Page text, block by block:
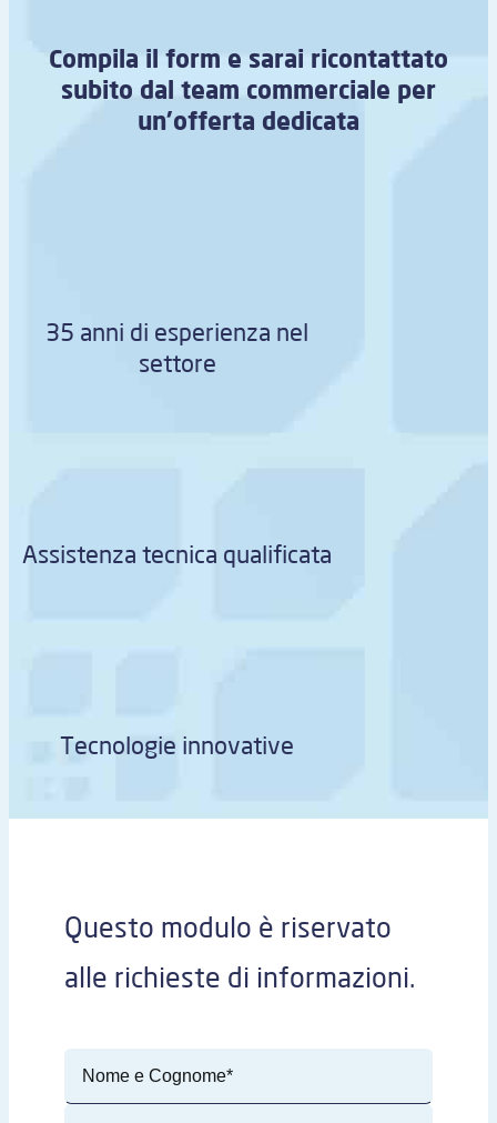
Compila il form e sarai ricontattato
subito dal team commerciale per
un’offerta dedicata
35 anni di esperienza nel
settore
Assistenza tecnica qualificata
Tecnologie innovative
Questo modulo è riservato
alle richieste di informazioni.